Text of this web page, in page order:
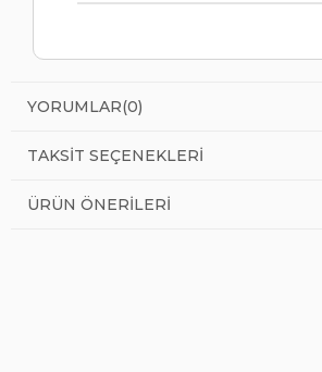
YORUMLAR(0)
TAKSIT SEÇENEKLERI
ÜRÜN ÖNERILERI